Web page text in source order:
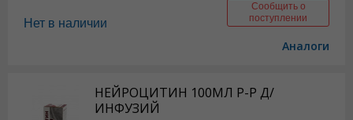
Нет в наличии
Сообщить о
поступлении
Аналоги
НЕЙРОЦИТИН 100МЛ Р-Р Д/
ИНФУЗИЙ